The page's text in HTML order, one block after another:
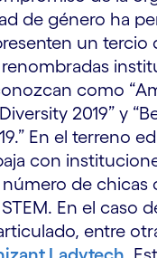
de género ha
un tercio
como
2019” y
En el terreno
con
de chicas
En el caso
entre